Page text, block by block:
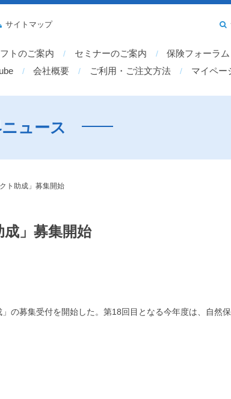
トのご案内 セミナーのご案内
保険フォーラム
会社概要 ご利用・ご注文方法
マイペー
サイトマップ
ュース
ト助成」募集開始
」募集開始
募集受付を開始した。第18回目となる今年度は、自然